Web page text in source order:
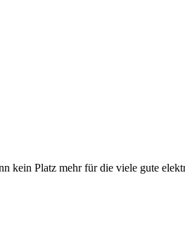
kein Platz mehr für die viele gute